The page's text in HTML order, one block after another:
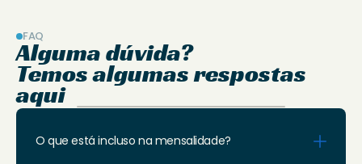
FAQ
Alguma dúvida?
Temos algumas respostas
aqui
O que está incluso na mensalidade?